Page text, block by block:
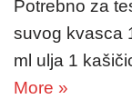
Potrebno za
suvog kvasca
ml ulja 1
More »